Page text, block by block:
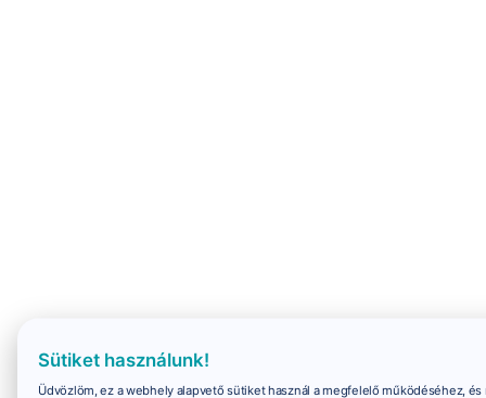
Sütiket használunk!
Üdvözlöm, ez a webhely alapvető sütiket használ a megfelelő működéséhez,